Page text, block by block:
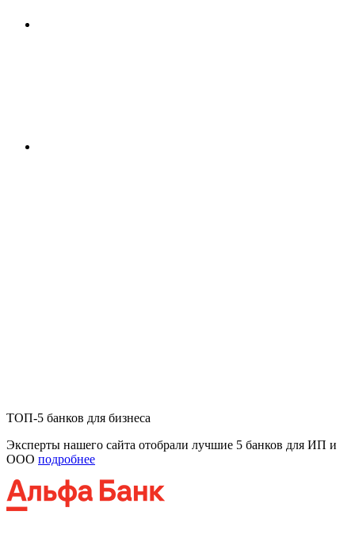
ТОП-5 банков для бизнеса
Эксперты нашего сайта отобрали лучшие 5 банков для ИП и
ООО подробнее